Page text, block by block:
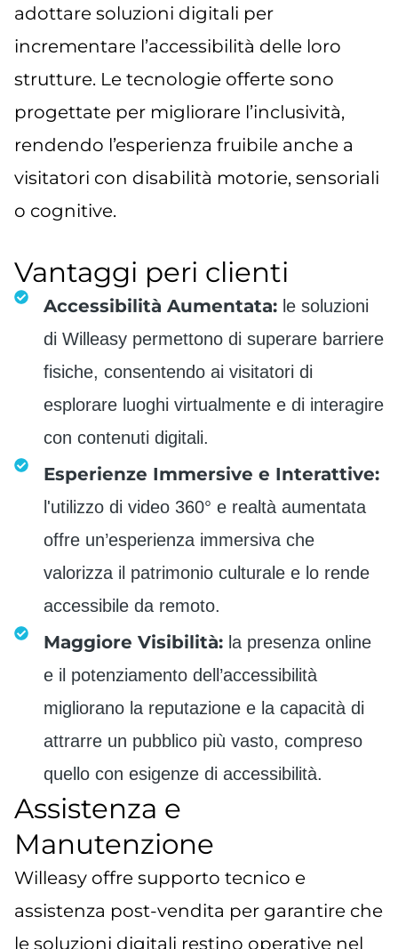
adottare soluzioni digitali per
incrementare l’accessibilità delle loro
strutture. Le tecnologie offerte sono
progettate per migliorare l’inclusività,
rendendo l’esperienza fruibile anche a
visitatori con disabilità motorie, sensoriali
o cognitive.
Vantaggi peri clienti
Accessibilità Aumentata:le soluzioni
di Willeasy permettono di superare barriere
fisiche, consentendo ai visitatori di
esplorare luoghi virtualmente e di interagire
con contenuti digitali.
Esperienze Immersive e Interattive:
l'utilizzo di video 360° e realtà aumentata
offre un’esperienza immersiva che
valorizza il patrimonio culturale e lo rende
accessibile da remoto.
Maggiore Visibilità: la presenza online
e il potenziamento dell’accessibilità
migliorano la reputazione e la capacità di
attrarre un pubblico più vasto, compreso
quello con esigenze di accessibilità.
Assistenza e
Manutenzione
Willeasy offre supporto tecnico e
assistenza post-vendita per garantire che
le soluzioni digitali restino operative nel